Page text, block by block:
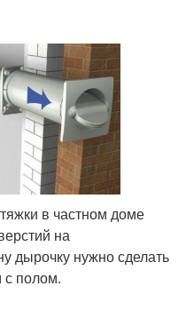
в частном доме
на
дырочку нужно сделать
с полом.